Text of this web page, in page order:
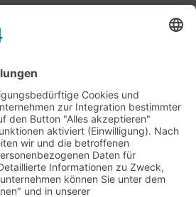
des Deutschen Bundestages
& Downloads
Pressefotos
BASis Info